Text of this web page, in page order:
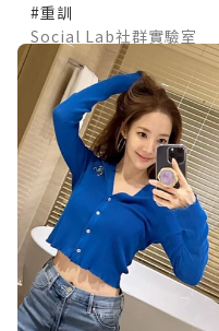
#重訓
Social Lab社群實驗室